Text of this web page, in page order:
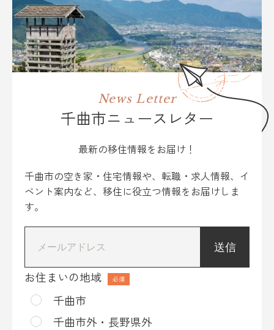
News Letter
千曲市ニュースレター
最新の移住情報をお届け！
千曲市の空き家・住宅情報や、転職・求人情報、イ
ベント案内など、移住に役立つ情報をお届けしま
す。
お住まいの地域
千曲市
千曲市外・長野県外